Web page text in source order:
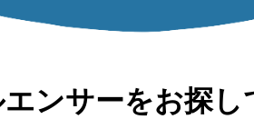
ンサーをお探し